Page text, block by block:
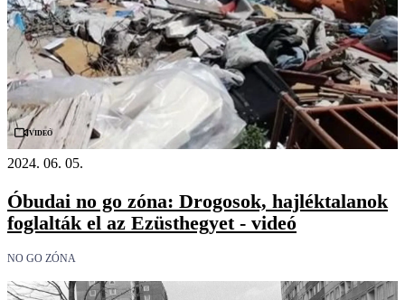
Videó
2024. 06. 05.
Óbudai no go zóna: Drogosok, hajléktalanok
foglalták el az Ezüsthegyet - videó
NO GO ZÓNA